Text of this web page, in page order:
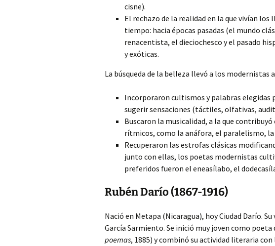
cisne).
El rechazo de la realidad en la que vivían los
tiempo: hacia épocas pasadas (el mundo
renacentista, el dieciochesco y el pasado
y exóticas.
La búsqueda de la belleza llevó a los modernistas
Incorporaron cultismos y palabras elegidas
sugerir sensaciones (táctiles, olfativas,
Buscaron la musicalidad, a la que
rítmicos, como la anáfora, el paralelismo,
Recuperaron las estrofas clásicas
junto con ellas, los poetas modernistas
preferidos fueron el eneasílabo, el
Rubén Darío (1867-1916)
Nació en Metapa (Nicaragua), hoy Ciudad Darío.
García Sarmiento. Se inició muy joven como
poemas, 1885) y combinó su actividad literaria